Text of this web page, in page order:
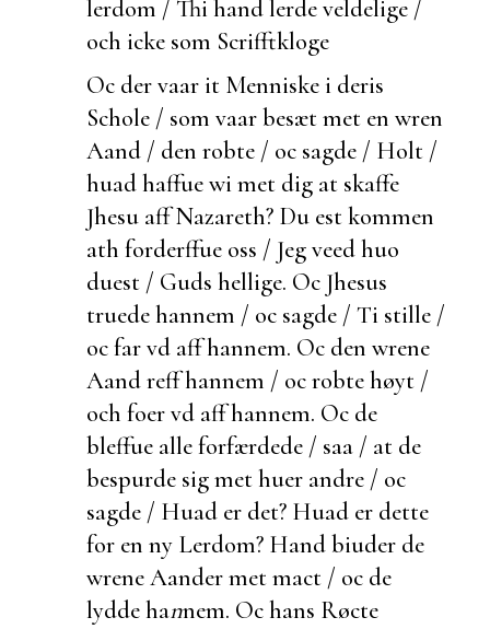
lerdom / Thi hand lerde veldelige /
och icke som Scrifftkloge
Oc der vaar it Menniske i deris
Schole / som vaar besæt met en wren
Aand / den robte / oc sagde / Holt /
huad haffue wi met dig at skaffe
Jhesu aff Nazareth? Du est kommen
ath forderffue oss / Jeg veed huo
duest / Guds hellige. Oc Jhesus
truede hannem / oc sagde / Ti stille /
oc far vd aff hannem. Oc den wrene
Aand reff hannem / oc robte høyt /
och foer vd aff hannem. Oc de
bleffue alle forfærdede / saa / at de
bespurde sig methuer andre / oc
sagde / Huad er det? Huad er dette
for en ny Lerdom? Hand biuder de
wrene Aander met mact / oc de
lydde hannem. Oc hans Røcte